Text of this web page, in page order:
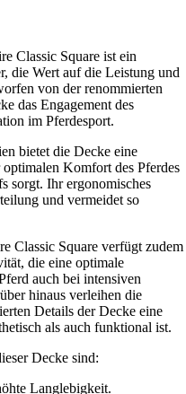
Classic Square ist ein
die Wert auf die Leistung und
von der renommierten
das Engagement des
im Pferdesport.
bietet die Decke eine
Komfort des Pferdes
sorgt. Ihr ergonomisches
und vermeidet so
Classic Square verfügt zudem
die eine optimale
auch bei intensiven
hinaus verleihen die
Details der Decke eine
als auch funktional ist.
Decke sind:
Langlebigkeit.